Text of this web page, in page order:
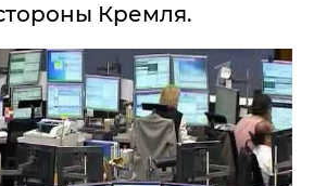
Кремля.